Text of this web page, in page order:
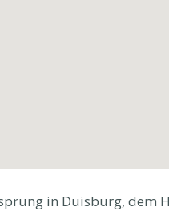
in Duisburg,